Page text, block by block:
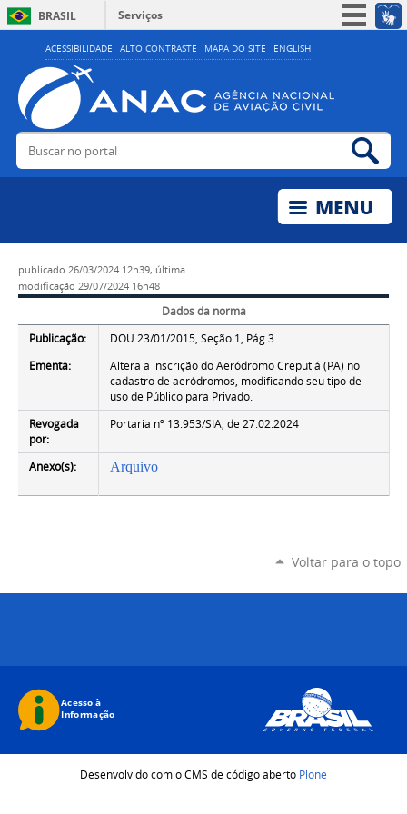
ACESSIBILIDADE ALTO CONTRASTE MAPA DO SITE ENGLISH
BRASIL
Serviços
Simplifique!
Acesso à informação
Legislação
Buscar no portal
publicado 26/03/2024 12h39, última
modificação 29/07/2024 16h48
Dados da norma
Publicação:
DOU 23/01/2015, Seção 1, Pág 3
Ementa:
Altera a inscrição do Aeródromo Creputiá (PA) no
cadastro de aeródromos, modificando seu tipo de
uso de Público para Privado.
Revogada
por:
Portaria nº 13.953/SIA, de 27.02.2024
Anexo(s): Arquivo
Voltar para o topo
Desenvolvido com o CMS de código aberto Plone